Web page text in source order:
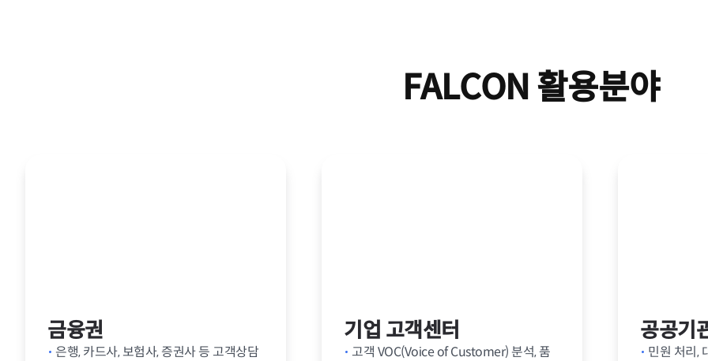
FALCON 활용분야
금융권
은행, 카드사, 보험사, 증권사 등 고객상담
기업 고객센터
고객 VOC(Voice of Customer) 분석, 품
공공기
민원 처리,